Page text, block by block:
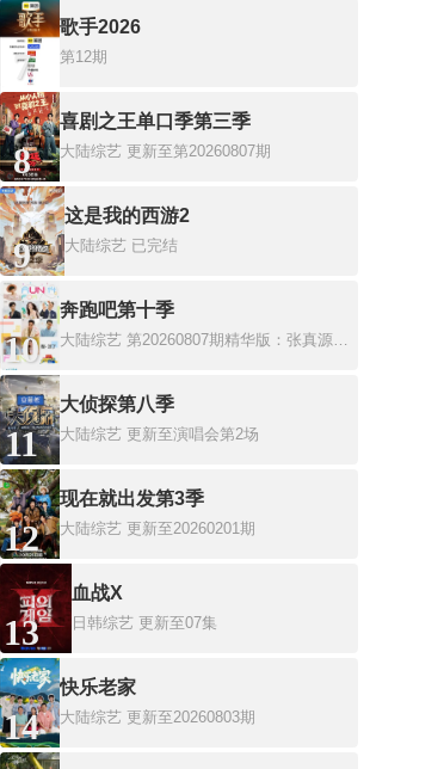
7
歌手2026
第12期
8
喜剧之王单口季第三季
大陆综艺 更新至第20260807期
9
这是我的西游2
大陆综艺 已完结
10
奔跑吧第十季
大陆综艺 第20260807期精华版：张真源唱师兄的歌就是对味儿
11
大侦探第八季
大陆综艺 更新至演唱会第2场
12
现在就出发第3季
大陆综艺 更新至20260201期
13
血战X
日韩综艺 更新至07集
14
快乐老家
大陆综艺 更新至20260803期